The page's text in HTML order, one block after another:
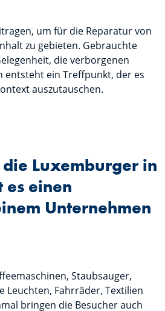
um für die Reparatur von
zu gebieten. Gebrauchte
die verborgenen
entsteht ein Treffpunkt, der es
auszutauschen.
Luxemburger in
es einen
Unternehmen
Staubsauger,
Leuchten, Fahrräder, Textilien
bringen die Besucher auch